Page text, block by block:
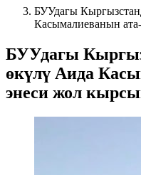
БУУдагы
Касымалиеванын
БУУдагы
өкүлү Аида
энеси жол